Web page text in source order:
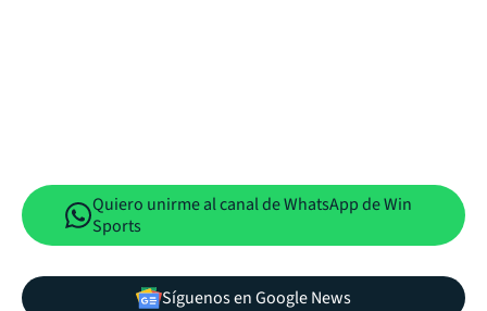
Quiero unirme al canal de WhatsApp de Win
Sports
Síguenos en Google News